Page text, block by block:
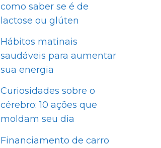
como saber se é de
lactose ou glúten
Hábitos matinais
saudáveis para aumentar
sua energia
Curiosidades sobre o
cérebro: 10 ações que
moldam seu dia
Financiamento de carro